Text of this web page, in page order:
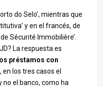
do Selo’, mientras que
y en el francés, de
Sécurité Immobilière’.
La respuesta es
préstamos con
en los tres casos el
no el banco, como ha